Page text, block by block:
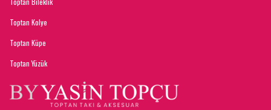
Toptan Kolye
Toptan Küpe
Toptan Yüzük